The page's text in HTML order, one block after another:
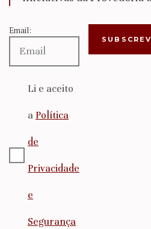
Email:
Li e aceito
a Política
de
Privacidade
e
Segurança